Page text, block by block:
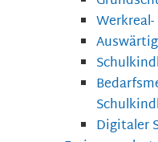
Digitaler